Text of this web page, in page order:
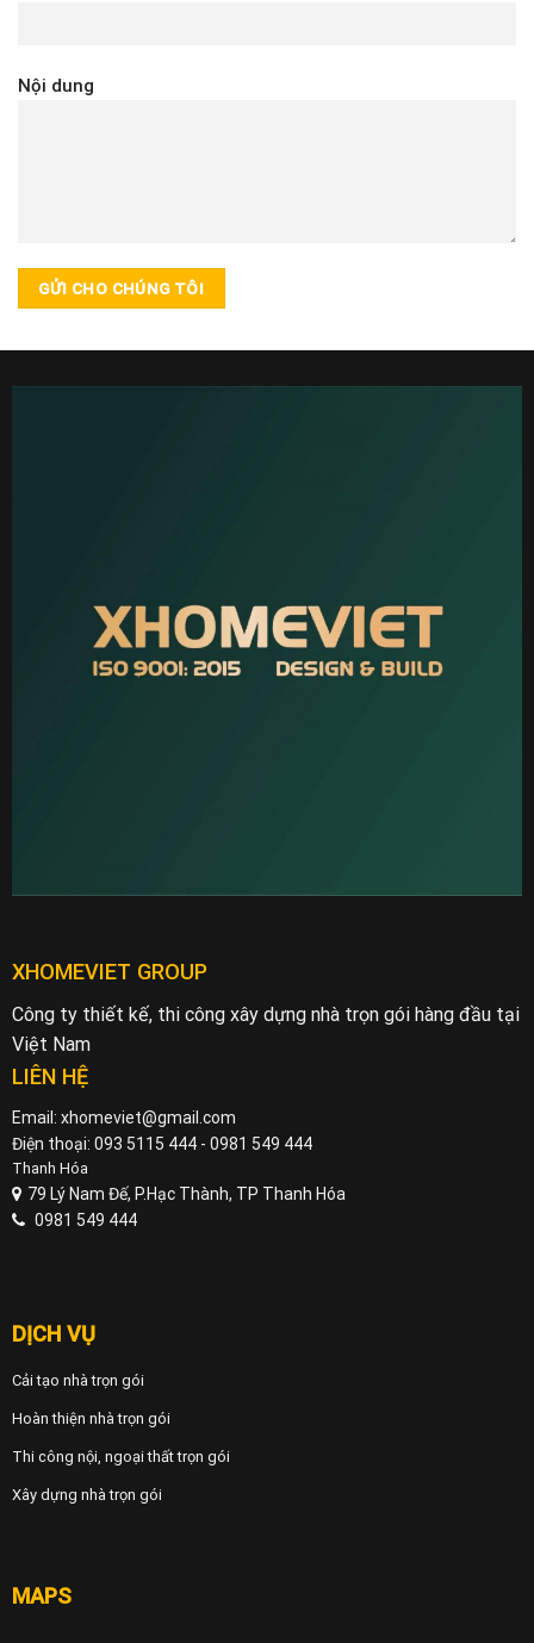
Nội dung
XHOMEVIET GROUP
Công ty thiết kế, thi công xây dựng nhà trọn gói hàng đầu tại
Việt Nam
LIÊN HỆ
Email: xhomeviet@gmail.com
Điện thoại: 093 5115 444 - 0981 549 444
Thanh Hóa
79 Lý Nam Đế, P.Hạc Thành, TP Thanh Hóa
0981 549 444
DỊCH VỤ
Cải tạo nhà trọn gói
Hoàn thiện nhà trọn gói
Thi công nội, ngoại thất trọn gói
Xây dựng nhà trọn gói
MAPS